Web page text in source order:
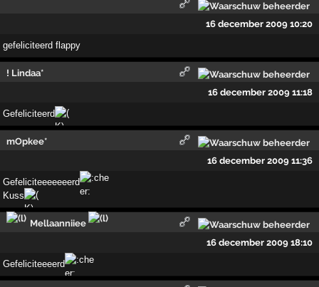
16 december 2009 10:20
gefeliciteerd flappy
! Lindaa*
16 december 2009 11:18
Gefeliciteerd
mOpkee*
16 december 2009 11:36
Gefeliciteeeeeeerd
Kuss
Mellaanniiee
16 december 2009 18:10
Gefeliciteeeerd